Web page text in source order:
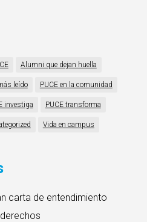
Alumni que dejan huella
leído PUCE en la comunidad
investiga PUCE transforma
Vida en campus
carta de entendimiento